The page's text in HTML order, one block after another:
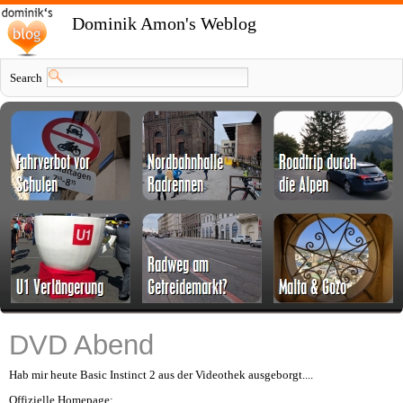
Dominik Amon's Weblog
Search
DVD Abend
Hab mir heute Basic Instinct 2 aus der Videothek ausgeborgt....
Offizielle Homepage: